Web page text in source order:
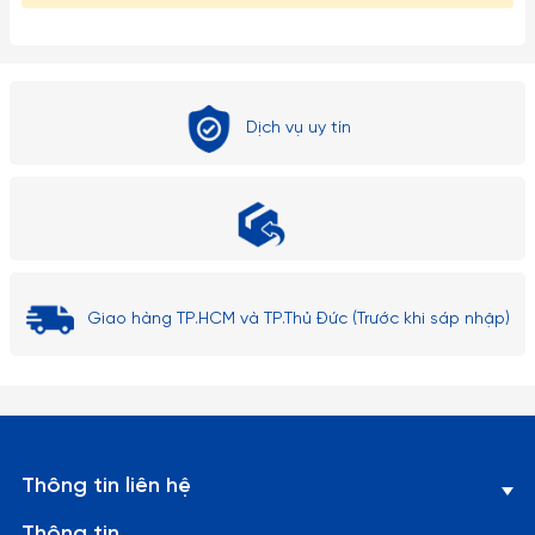
phẩm có thể hơi khác so với hình ảnh hiển thị. Vui lòng lấy
sản phẩm thực tế làm tiêu chuẩn.
Mọi thắc mắc mọi người có thể nhắn tin shop để shop tư vấn
mình ạ. Cảm ơn mọi người đã quan tâm và theo dõi shop ạ.
Dịch vụ uy tín
Giao hàng TP.HCM và TP.Thủ Đức (Trước khi sáp nhập)
Thông tin liên hệ